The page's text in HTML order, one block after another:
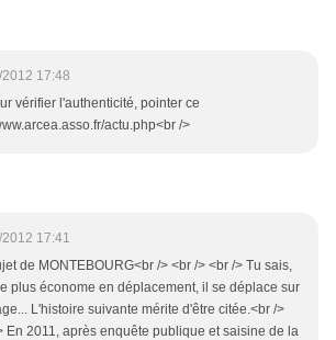
17:48
vérifier l'authenticité, pointer ce
actu.php<br />
17:41
de MONTEBOURG<br /> <br /> <br /> Tu sais,
plus économe en déplacement, il se déplace sur
L'histoire suivante mérite d'être citée.<br />
En 2011, après enquête publique et saisine de la